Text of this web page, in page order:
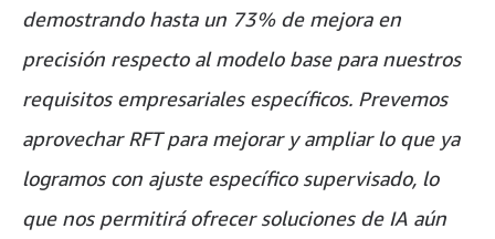
demostrando hasta un 73% de mejora en
precisión respecto al modelo base para nuestros
requisitos empresariales específicos. Prevemos
aprovechar RFT para mejorar y ampliar lo que ya
logramos con ajuste específico supervisado, lo
que nos permitirá ofrecer soluciones de IA aún